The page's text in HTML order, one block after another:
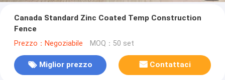
Canada Standard Zinc Coated Temp Construction
Fence
Prezzo：Negoziabile MOQ：50 set
Miglior prezzo Contattaci